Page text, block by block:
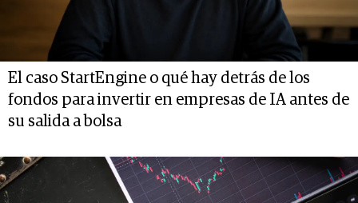
El caso StartEngine o qué hay detrás de los
fondos para invertir en empresas de IA antes de
su salida a bolsa